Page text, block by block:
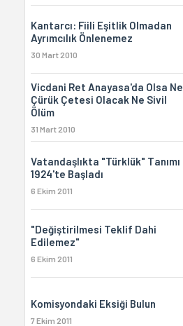
Kantarcı: Fiili Eşitlik Olmadan
Ayrımcılık Önlenemez
30 Mart 2010
Vicdani Ret Anayasa'da Olsa Ne
Çürük Çetesi Olacak Ne Sivil
Ölüm
31 Mart 2010
Vatandaşlıkta "Türklük" Tanımı
1924'te Başladı
6 Ekim 2011
"Değiştirilmesi Teklif Dahi
Edilemez"
6 Ekim 2011
Komisyondaki Eksiği Bulun
7 Ekim 2011